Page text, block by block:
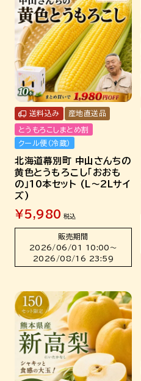
北海道幕別町 中山さんちの
黄色とうもろこし「おおも
の」10本セット (L～2Lサイ
ズ)
送料込み 産地直送品
とうもろこしまとめ割
クール便（冷蔵）
¥ 5,980 税込
販売期間
2026/06/01 10:00 〜
2026/08/16 23:59